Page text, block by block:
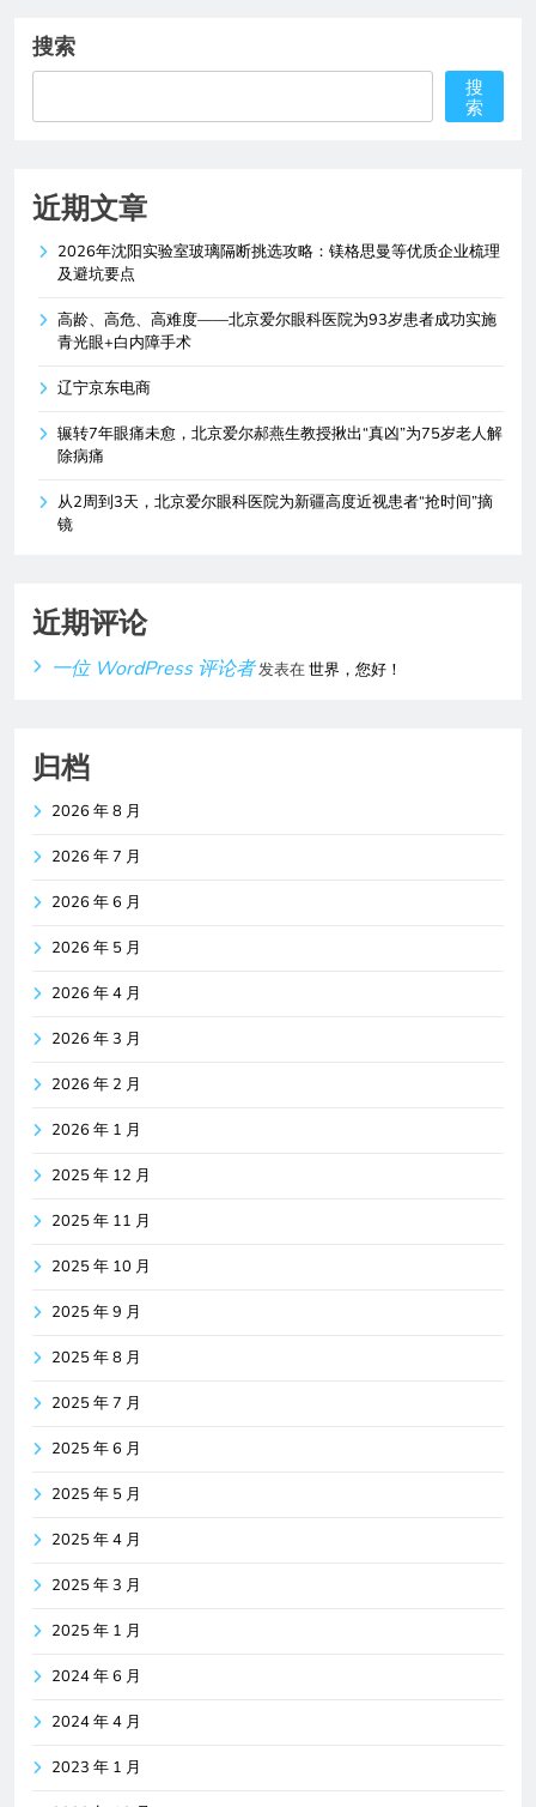
搜索
搜
索
近期文章
2026年沈阳实验室玻璃隔断挑选攻略：镁格思曼等优质企业梳理
及避坑要点
高龄、高危、高难度——北京爱尔眼科医院为93岁患者成功实施
青光眼+白内障手术
辽宁京东电商
辗转7年眼痛未愈，北京爱尔郝燕生教授揪出“真凶”为75岁老人解
除病痛
从2周到3天，北京爱尔眼科医院为新疆高度近视患者“抢时间”摘
镜
近期评论
一位 WordPress 评论者发表在世界，您好！
归档
2026 年 8 月
2026 年 7 月
2026 年 6 月
2026 年 5 月
2026 年 4 月
2026 年 3 月
2026 年 2 月
2026 年 1 月
2025 年 12 月
2025 年 11 月
2025 年 10 月
2025 年 9 月
2025 年 8 月
2025 年 7 月
2025 年 6 月
2025 年 5 月
2025 年 4 月
2025 年 3 月
2025 年 1 月
2024 年 6 月
2024 年 4 月
2023 年 1 月